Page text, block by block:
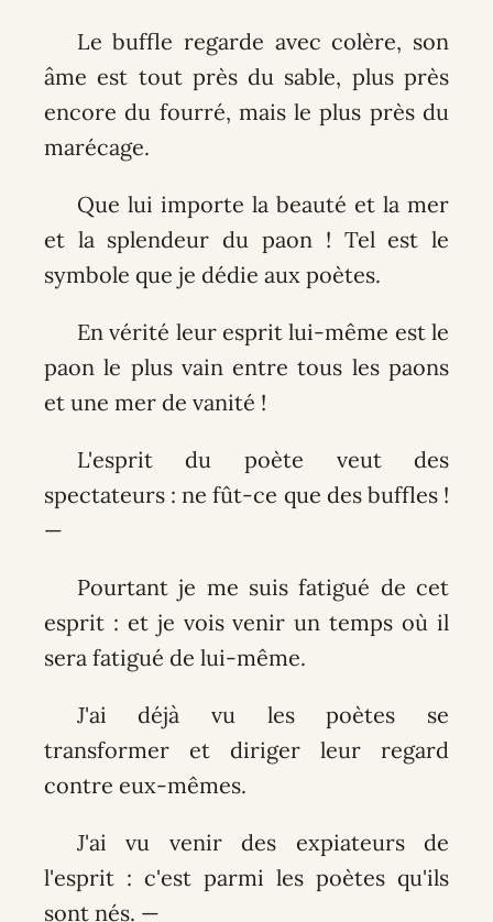
Le buffle regarde avec colère, son
âme est tout près du sable, plus près
encore du fourré, mais le plus près du
marécage.
Que lui importe la beauté et la mer
et la splendeur du paon ! Tel est le
symbole que je dédie aux poètes.
En vérité leur esprit lui-même est le
paon le plus vain entre tous les paons
et une mer de vanité !
L'esprit du poète veut des
spectateurs : ne fût-ce que des buffles !
—
Pourtant je me suis fatigué de cet
esprit : et je vois venir un temps où il
sera fatigué de lui-même.
J'ai déjà vu les poètes se
transformer et diriger leur regard
contre eux-mêmes.
J'ai vu venir des expiateurs de
l'esprit : c'est parmi les poètes qu'ils
sont nés. —